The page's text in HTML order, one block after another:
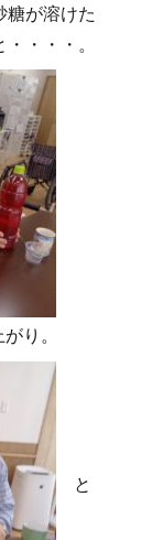
が溶けた
・・・。
り。
と